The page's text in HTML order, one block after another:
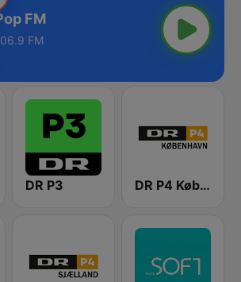
FM
FM
DR P3 DR P4 København